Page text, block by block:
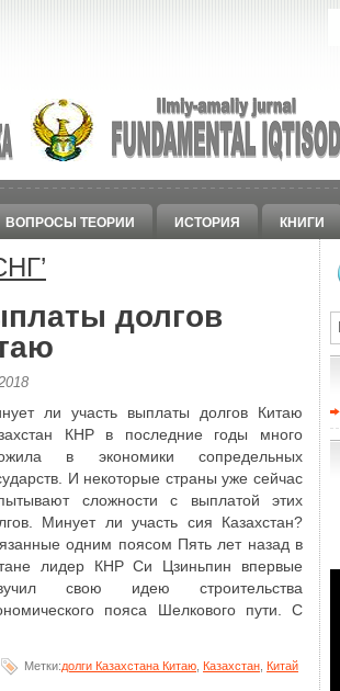
ВОПРОСЫ ТЕОРИИ ИСТОРИЯ КНИГИ
’
долгов
ли участь выплаты долгов Китаю
КНР в последние годы много
в экономики сопредельных
И некоторые страны уже сейчас
сложности с выплатой этих
Минует ли участь сия Казахстан?
одним поясом Пять лет назад в
лидер КНР Си Цзиньпин впервые
свою идею строительства
пояса Шелкового пути. С
Метки:долги Казахстана Китаю Казахстан Китай